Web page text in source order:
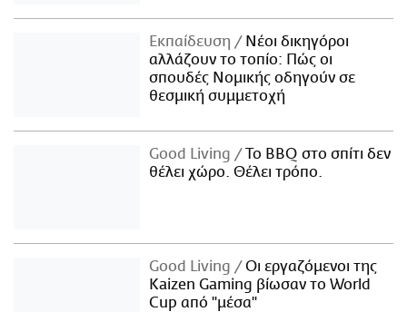
Εκπαίδευση
Νέοι δικηγόροι
αλλάζουν το τοπίο: Πώς οι
σπουδές Νομικής οδηγούν σε
θεσμική συμμετοχή
Good Living
Το BBQ στο σπίτι δεν
θέλει χώρο. Θέλει τρόπο.
Good Living
Οι εργαζόμενοι της
Kaizen Gaming βίωσαν το World
Cup από "μέσα"